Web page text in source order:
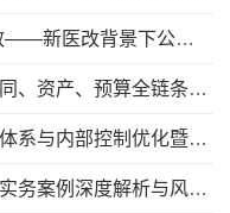
业财融合促提质·精益运营助增效——新医改背景下公立医院运营管理能力提升专题培训班
穿透式监管下公立医院采购、合同、资产、预算全链条内控审计体系构建与巡查风险精准防控高级研修班
穿透式监管背景下公立医院财务体系与内部控制优化暨巡查、审计风险防控专题培训班
穿透式监管下公立医院政府采购实务案例深度解析与风险规避及巡查审计重点高级研修班